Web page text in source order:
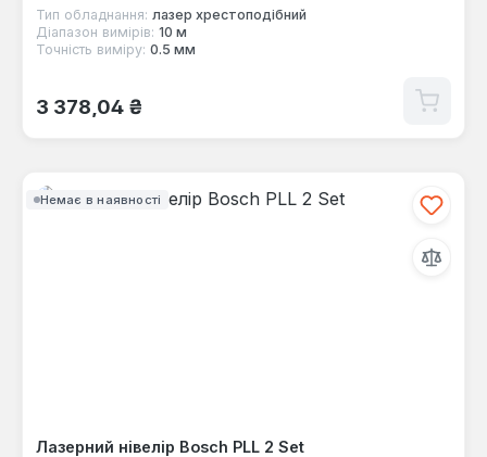
Тип обладнання: лазер хрестоподібний
Діапазон вимірів: 10 м
Точність виміру: 0.5 мм
Звичайна ціна:
3 378,04 ₴
Немає в наявності
Лазерний нівелір Bosch PLL 2 Set